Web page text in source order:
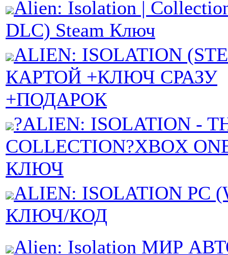
Alien: Isolation |
DLC) Steam Ключ
ALIEN: ISOLATION
КАРТОЙ +КЛЮЧ СРАЗУ
+ПОДАРОК
?ALIEN: ISOLATION -
COLLECTION?XBOX
КЛЮЧ
ALIEN: ISOLATION PC
КЛЮЧ/КОД
Alien: Isolation МИР